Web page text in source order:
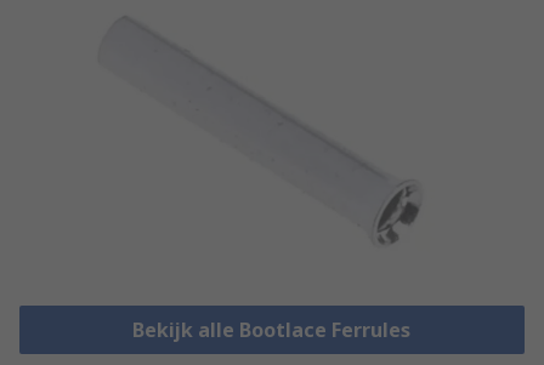
Bekijk alle Bootlace Ferrules